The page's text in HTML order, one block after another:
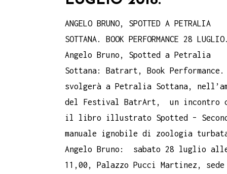
ANGELO BRUNO, SPOTTED A PETRALIA
SOTTANA. BOOK PERFORMANCE 28 LUGLIO.
Angelo Bruno, Spotted a Petralia
Sottana: Batrart, Book
svolgerà a Petralia Sottana,
del Festival BatrArt, un incontro
il libro illustrato Spotted –
manuale ignobile di zoologia
Angelo Bruno: sabato 28 luglio
11,00, Palazzo Pucci Martinez,